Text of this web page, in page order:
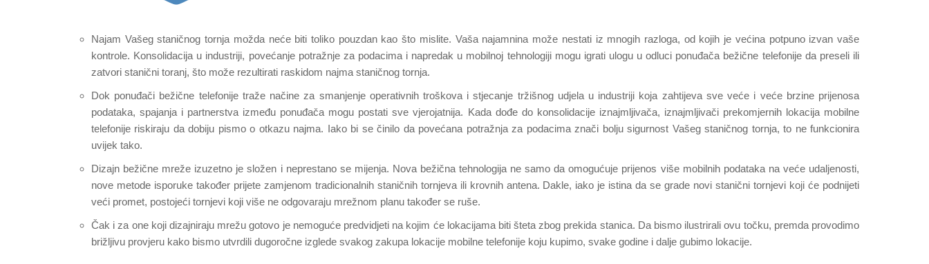
Najam Vašeg staničnog tornja možda neće biti toliko pouzdan kao što mislite. Vaša najamnina može nestati iz mnogih razloga, od kojih je većina potpuno izvan vaše
kontrole. Konsolidacija u industriji, povećanje potražnje za podacima i napredak u mobilnoj tehnologiji mogu igrati ulogu u odluci ponuđača bežične telefonije da preseli ili
zatvori stanični toranj, što može rezultirati raskidom najma staničnog tornja.
Dok ponuđači bežične telefonije traže načine za smanjenje operativnih troškova i stjecanje tržišnog udjela u industriji koja zahtijeva sve veće i veće brzine prijenosa
podataka, spajanja i partnerstva između ponuđača mogu postati sve vjerojatnija. Kada dođe do konsolidacije iznajmljivača, iznajmljivači prekomjernih lokacija mobilne
telefonije riskiraju da dobiju pismo o otkazu najma. Iako bi se činilo da povećana potražnja za podacima znači bolju sigurnost Vašeg staničnog tornja, to ne funkcionira
uvijek tako.
Dizajn bežične mreže izuzetno je složen i neprestano se mijenja. Nova bežična tehnologija ne samo da omogućuje prijenos više mobilnih podataka na veće udaljenosti,
nove metode isporuke također prijete zamjenom tradicionalnih staničnih tornjeva ili krovnih antena. Dakle, iako je istina da se grade novi stanični tornjevi koji će podnijeti
veći promet, postojeći tornjevi koji više ne odgovaraju mrežnom planu također se ruše.
Čak i za one koji dizajniraju mrežu gotovo je nemoguće predvidjeti na kojim će lokacijama biti šteta zbog prekida stanica. Da bismo ilustrirali ovu točku, premda provodimo
brižljivu provjeru kako bismo utvrdili dugoročne izglede svakog zakupa lokacije mobilne telefonije koju kupimo, svake godine i dalje gubimo lokacije.